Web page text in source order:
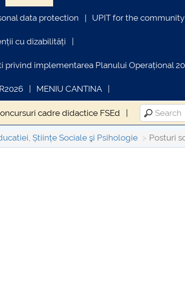
data protection UPIT for the community
cu dizabilități
implementarea Planului Operațional
MENIU CANTINA
cadre didactice FSEd
Științe Sociale şi Psihologie Posturi